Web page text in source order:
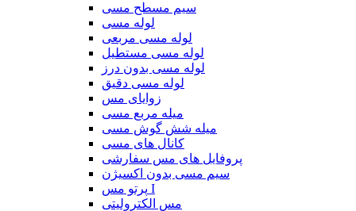
سیم مسطح مسی
لوله مسی
لوله مسی مربعی
لوله مسی مستطیل
لوله مسی بدون درز
لوله مسی دقیق
زوایای مس
میله مربع مسی
میله شش گوش مسی
کانال های مسی
پروفایل های مس سفارشی
سیم مسی بدون اکسیژن
پرتو مس I
مس الکترولیتی